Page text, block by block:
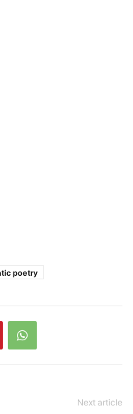
poetry
Next article